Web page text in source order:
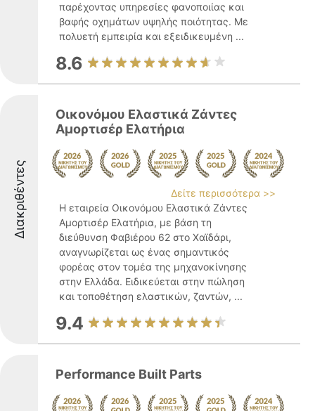
παρέχοντας υπηρεσίες φανοποιίας και
βαφής οχημάτων υψηλής ποιότητας. Με
πολυετή εμπειρία και εξειδικευμένη ...
8.6
Διακριθέντες
Οικονόμου Ελαστικά Ζάντες
Αμορτισέρ Ελατήρια
Δείτε περισσότερα >>
Η εταιρεία Οικονόμου Ελαστικά Ζάντες
Αμορτισέρ Ελατήρια, με βάση τη
διεύθυνση Φαβιέρου 62 στο Χαϊδάρι,
αναγνωρίζεται ως ένας σημαντικός
φορέας στον τομέα της μηχανοκίνησης
στην Ελλάδα. Ειδικεύεται στην πώληση
και τοποθέτηση ελαστικών, ζαντών, ...
9.4
Performance Built Parts